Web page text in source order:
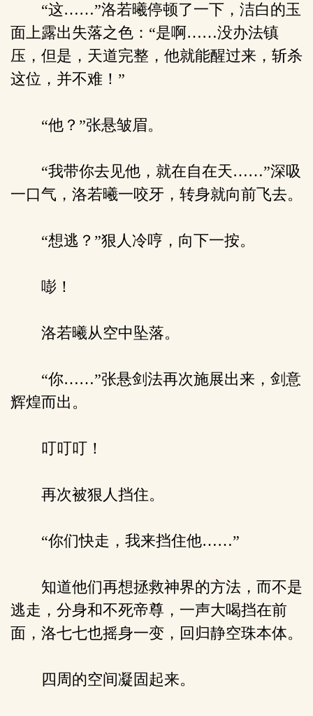
“这……”洛若曦停顿了一下，洁白的玉
面上露出失落之色：“是啊……没办法镇
压，但是，天道完整，他就能醒过来，斩杀
这位，并不难！”
“他？”张悬皱眉。
“我带你去见他，就在自在天……”深吸
一口气，洛若曦一咬牙，转身就向前飞去。
“想逃？”狠人冷哼，向下一按。
嘭！
洛若曦从空中坠落。
“你……”张悬剑法再次施展出来，剑意
辉煌而出。
叮叮叮！
再次被狠人挡住。
“你们快走，我来挡住他……”
知道他们再想拯救神界的方法，而不是
逃走，分身和不死帝尊，一声大喝挡在前
面，洛七七也摇身一变，回归静空珠本体。
四周的空间凝固起来。